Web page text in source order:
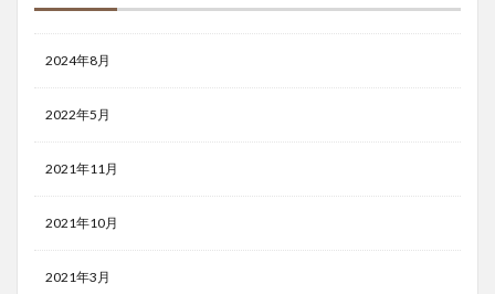
2024年8月
2022年5月
2021年11月
2021年10月
2021年3月